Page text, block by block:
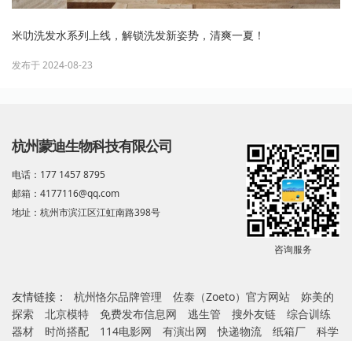
米叻洗发水系列上线，解锁洗发新姿势，清爽一夏！
发布于 2024-08-23
杭州蒙迪生物科技有限公司
电话：177 1457 8795
邮箱：4177116@qq.com
地址：杭州市滨江区江虹南路398号
咨询服务
友情链接： 杭州恪尔品牌管理 佐泰（Zoeto）官方网站
妳美的
探索
北京模特 免费发布信息网 逃生管 搜外友链
综合训练
器材
时尚搭配 114电影网 有演出网 快递物流 纸箱厂
科学